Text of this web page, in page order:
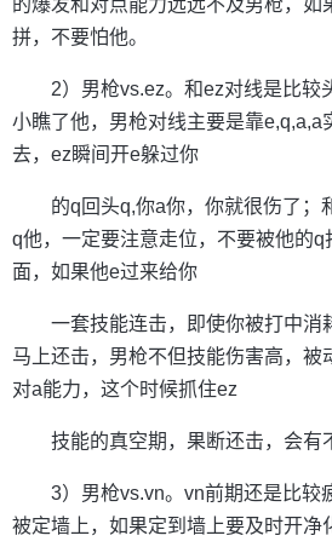
的爆发和对点能力远远不及男枪，如
拼，不要怕他。
2）男枪vs.ez。和ez对线是比较
小瞧了他，男枪对线主要是靠e,q,a,a
去，ez瞬间开e躲过你
的q回头q,你a你，你就很伤了；
q他，一定要注意走位，不要被他的
面，如果他e过来给你
一套技能连击，即使你被打中消
马上还击，男枪不但技能伤害高，被
对a能力，这个时候抓住ez
技能的真空期，果断还击，会有
3）男枪vs.vn。vn前期还是比较
被定墙上，如果定到墙上要及时开净